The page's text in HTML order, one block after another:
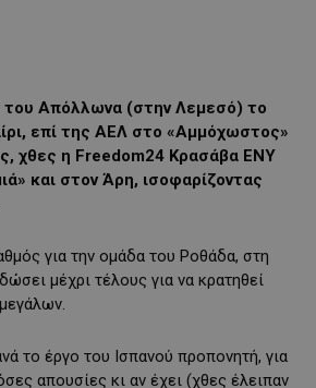
του Απόλλωνα (στην Λεμεσό) το
επί της ΑΕΛ στο «Αμμόχωστος»
χθες η Freedom24 Κρασάβα ΕΝΥ
και στον Άρη, ισοφαρίζοντας
για την ομάδα του Ροθάδα, στη
μέχρι τέλους για να κρατηθεί
το έργο του Ισπανού προπονητή, για
απουσίες κι αν έχει (χθες έλειπαν